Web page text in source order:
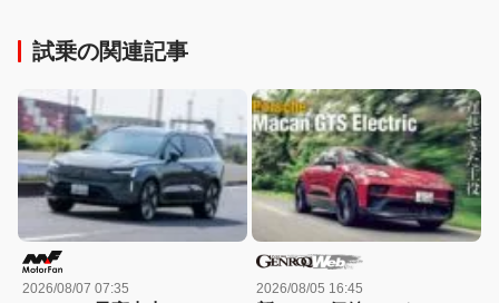
試乗の関連記事
2026/08/07 07:35 2026/08/05 16:45